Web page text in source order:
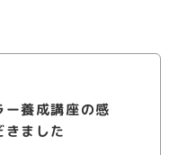
ー養成講座の感
きました